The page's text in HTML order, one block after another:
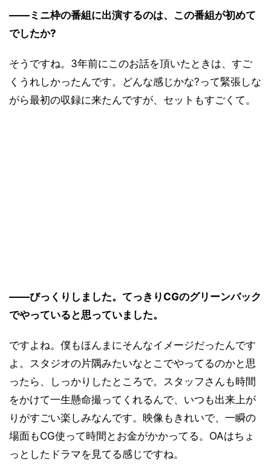
――ミニ枠の番組に出演するのは、この番組が初めて
でしたか?
そうですね。3年前にこのお話を頂いたときは、すご
くうれしかったんです。どんな感じかな?って緊張しな
がら最初の収録に来たんですが、セットもすごくて。
――びっくりしました。てっきりCGのグリーンバック
でやっていると思っていました。
ですよね。僕もほんまにそんなイメージだったんです
よ。スタジオの片隅みたいなとこでやってるのかと思
ったら、しっかりしたところで。スタッフさんも時間
をかけて一生懸命撮ってくれるんで、いつも出来上が
りがすごい楽しみなんです。映像もきれいで、一瞬の
場面もCG使って時間とお金がかかってる。OAはちょ
っとしたドラマを見てる感じですね。